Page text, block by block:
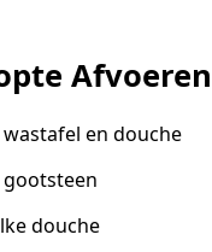
Afvoeren
en douche
douche